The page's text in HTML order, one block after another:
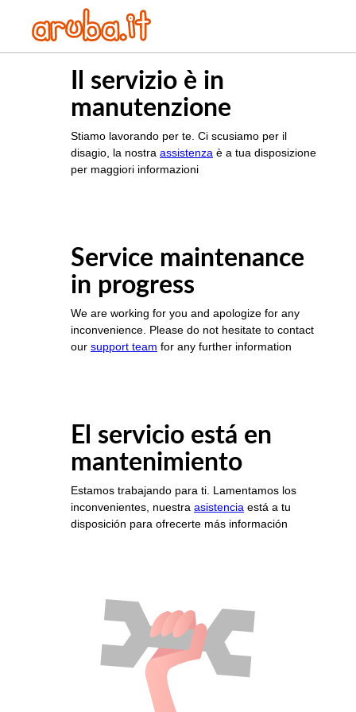
Il servizio è in
manutenzione
Stiamo lavorando per te. Ci scusiamo per il
disagio, la nostra assistenza è a tua disposizione
per maggiori informazioni
Service maintenance
in progress
We are working for you and apologize for any
inconvenience. Please do not hesitate to contact
our support team for any further information
El servicio está en
mantenimiento
Estamos trabajando para ti. Lamentamos los
inconvenientes, nuestra asistencia está a tu
disposición para ofrecerte más información